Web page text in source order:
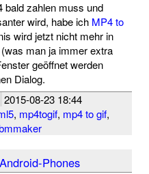
bald zahlen muss und
wird, habe ich MP4 to
wird jetzt nicht mehr in
man ja immer extra
geöffnet werden
Dialog.
2015-08-23 18:44
, mp4togif, mp4 to gif,
Phones